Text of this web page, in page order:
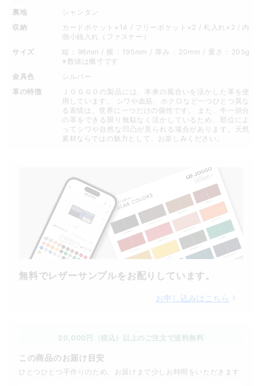
裏地
シャンタン
収納
カードポケット×14 / フリーポケット×2 / 札入れ×2 / 内
側小銭入れ（ファスナー）
サイズ
縦：96mm / 横：195mm / 厚み：20mm / 重さ：205g
※数値は概寸です
金具色
シルバー
革の特徴
ＪＯＧＧＯの製品には、本来の風合いを活かした革を使
用しています。 シワや血筋、ホクロなど一つひとつ異な
る表情は、世界に一つだけの個性です。 また、牛一頭分
の革をできる限り無駄なく活かしているため、部位によ
ってシワや自然な凹凸が見られる場合があります。天然
素材ならではの魅力として、お楽しみください。
無料でレザーサンプルをお配りしています。
お申し込みはこちら
20,000円（税込）以上のご注文で送料無料
この商品のお届け目安
ひとつひとつ手作りのため、お届けまで少しお時間をいただきます